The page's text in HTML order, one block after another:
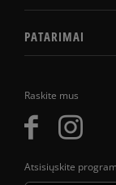
Raskite mus
Atsisiųskite
PATARIMAI